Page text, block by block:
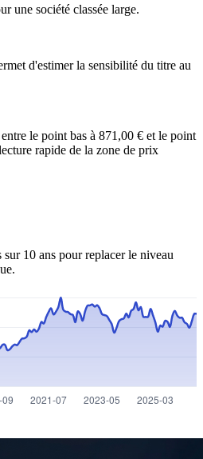
une société classée large.
d'estimer la sensibilité du titre au
le point bas à 871,00 € et le point
rapide de la zone de prix
10 ans pour replacer le niveau